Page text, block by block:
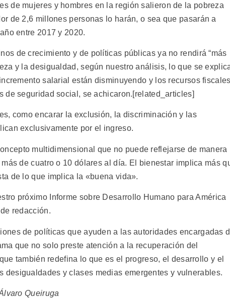
de mujeres y hombres en la región salieron de la pobreza
de 2,6 millones personas lo harán, o sea que pasarán a
entre 2017 y 2020.
de crecimiento y de políticas públicas ya no rendirá “más
y la desigualdad, según nuestro análisis, lo que se
salarial están disminuyendo y los recursos
de seguridad social, se achicaron.[related_articles]
como encarar la exclusión, la discriminación y las
exclusivamente por el ingreso.
multidimensional que no puede reflejarse de manera
de cuatro o 10 dólares al día. El bienestar implica más
de lo que implica la «buena vida».
próximo Informe sobre Desarrollo Humano para América
redacción.
de políticas que ayuden a las autoridades encargadas
que no solo preste atención a la recuperación del
también redefina lo que es el progreso, el desarrollo y el
desigualdades y clases medias emergentes y vulnerables.
Queiruga